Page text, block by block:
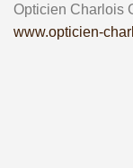
Opticien Charlois
www.opticien-